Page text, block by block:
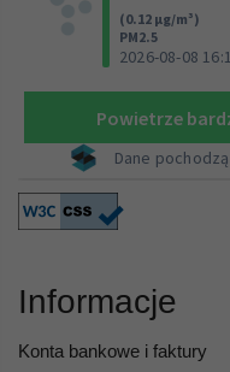
Informacje
Konta bankowe i faktury